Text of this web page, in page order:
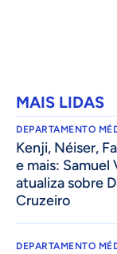
MAIS LIDAS
DEPARTAMENTO
Kenji, Néiser,
e mais: Samuel
atualiza sobre
Cruzeiro
DEPARTAMENTO